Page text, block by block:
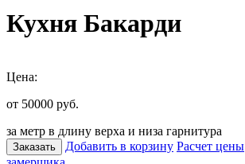
Кухня Бакарди
Цена:
от 50000 руб.
за метр в длину верха и низа гарнитура
Заказать Добавить в корзину Расчет цены